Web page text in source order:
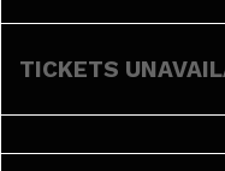
TICKETS